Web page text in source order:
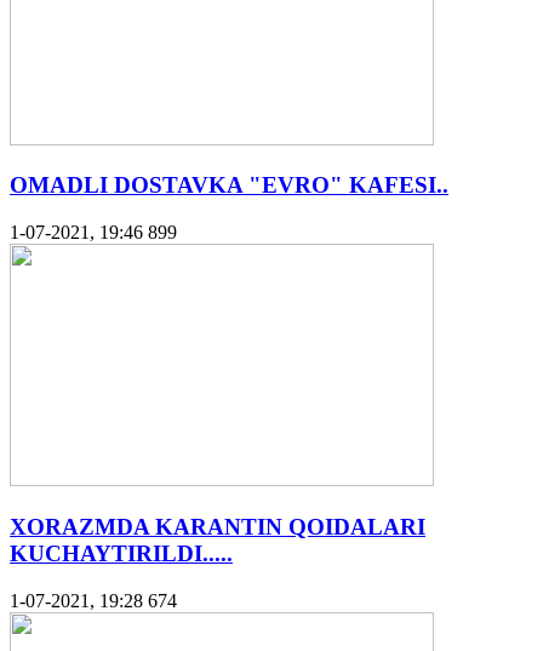
OMADLI DOSTAVKA "EVRO" KAFESI..
1-07-2021, 19:46 899
XORAZMDA KARANTIN QOIDALARI
KUCHAYTIRILDI.....
1-07-2021, 19:28 674